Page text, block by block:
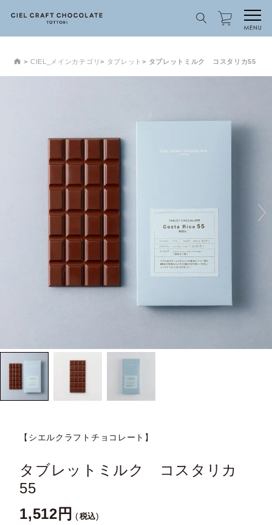
CIEL_メインカテゴリ タブレット タブレットミルク コスタリカ55
【シエルクラフトチョコレート】
タブレットミルク コスタリカ
55
1,512 税込